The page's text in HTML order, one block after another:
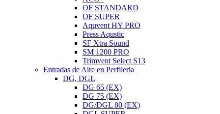
OF STANDARD
OF SUPER
Aquvent HY PRO
Press Aqustic
SF Xtra Sound
SM 1200 PRO
Trimvent Select S13
Entradas de Aire en Perfileria
DG, DGL
DG 65 (EX)
DG 75 (EX)
DG/DGL 80 (EX)